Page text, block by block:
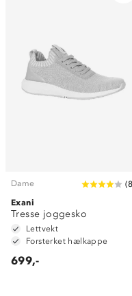
Dame (8
Exani
Tresse joggesko
Lettvekt
Forsterket hælkappe
699,-